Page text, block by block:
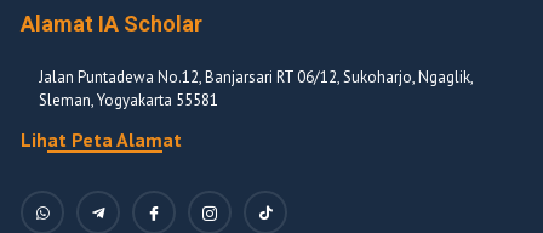
Alamat IA Scholar
Jalan Puntadewa No.12, Banjarsari RT 06/12, Sukoharjo, Ngaglik,
Sleman, Yogyakarta 55581
Lihat Peta Alamat